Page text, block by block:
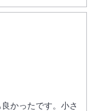
かったです。小さ